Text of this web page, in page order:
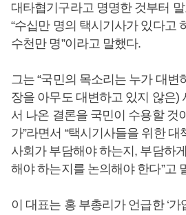
대타협기구라고 명명한 것부터
“수십만 명의 택시기사가 있다고
수천만 명”이라고 말했다.
그는 “국민의 목소리는 누가 대변
장을 아무도 대변하고 있지 않은)
서 나온 결론을 국민이 수용할 것
가”라면서 “택시기사들을 위한 대
사회가 부담해야 하는지, 부담하
해야 하는지를 논의해야 한다”고
이 대표는 홍 부총리가 언급한 ‘